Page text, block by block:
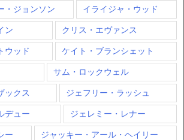
・ジョンソン イライジャ・ウッド
ン クリス・エヴァンス
ウッド ケイト・ブランシェット
サム・ロックウェル
ックス ジェフリー・ラッシュ
デュー ジェレミー・レナー
ー ジャッキー・アール・ヘイリー